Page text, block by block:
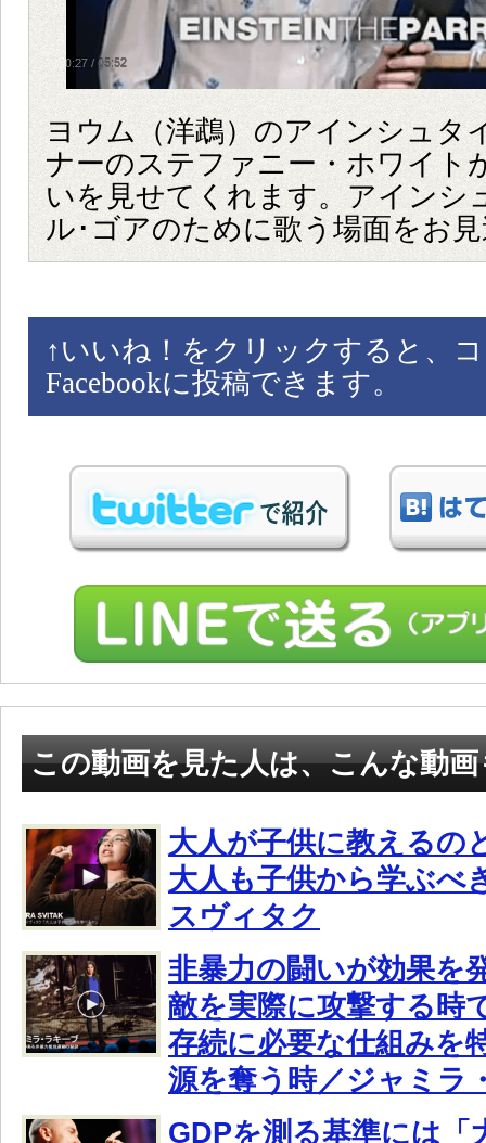
ヨウム（洋鵡）のアインシュタ
ナーのステファニー・ホワイト
いを見せてくれます。アインシ
ル･ゴアのために歌う場面をお
↑ いいね！をクリックすると、
Facebookに投稿できます。
この動画を見た人は、こんな動
大人が子供に教えるの
大人も子供から学ぶべ
スヴィタク
非暴力の闘いが効果を
敵を実際に攻撃する時
存続に必要な仕組みを
源を奪う時／ジャミラ
GDPを測る基準には「